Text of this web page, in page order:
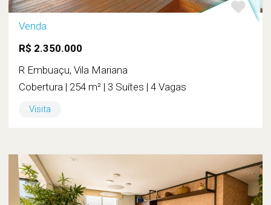
Venda
R$ 2.350.000
R Embuaçu, Vila Mariana
Cobertura | 254 m² | 3 Suítes | 4 Vagas
Visita